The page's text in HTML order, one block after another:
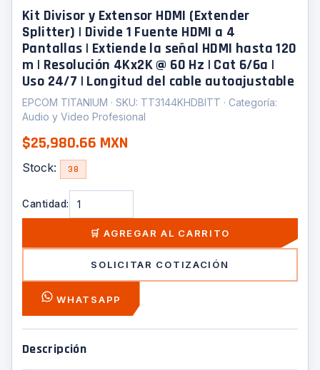
Kit Divisor y Extensor HDMI (Extender
Splitter) | Divide 1 Fuente HDMI a 4
Pantallas | Extiende la señal HDMI hasta 120
m | Resolución 4Kx2K @ 60 Hz | Cat 6/6a |
Uso 24/7 | Longitud del cable autoajustable
EPCOM TITANIUM · SKU: TT3144KHDBITT · Categoría:
Audio y Video Profesional
$25,980.66 MXN
Stock: 38
Cantidad:
🛒 AGREGAR AL CARRITO
SOLICITAR COTIZACIÓN
WHATSAPP
Descripción